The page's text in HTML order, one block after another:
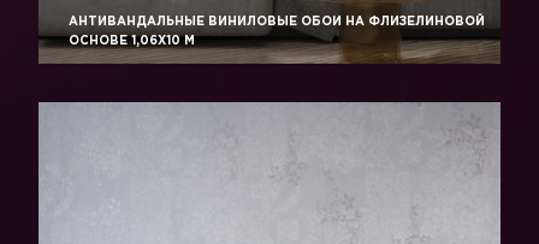
АНТИВАНДАЛЬНЫЕ ВИНИЛОВЫЕ ОБОИ НА ФЛИЗЕЛИНОВОЙ
ОСНОВЕ 1,06Х10 М